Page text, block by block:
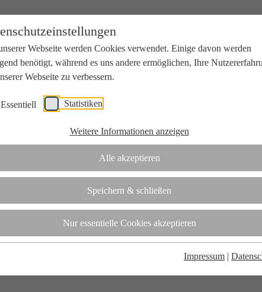
Webseite werden Cookies verwendet. Einige davon werden
benötigt, während es uns andere ermöglichen, Ihre
Webseite zu verbessern.
Essentiell Statistiken
Weitere Informationen anzeigen
Alle akzeptieren
Speichern & schließen
Nur essentielle Cookies akzeptieren
Impressum |
mit Wissenschaft und Wirtschaft.